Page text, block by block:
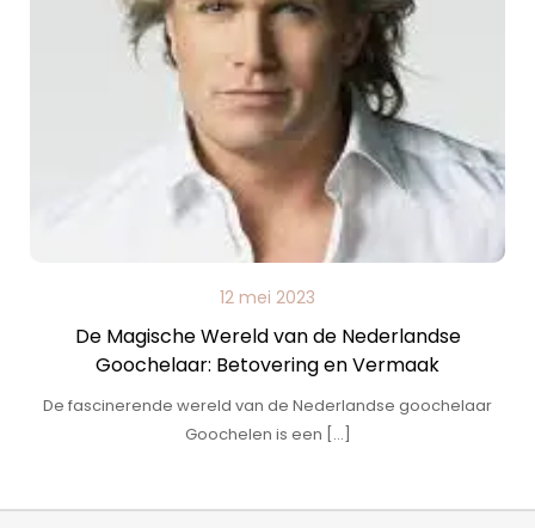
12 mei 2023
De Magische Wereld van de Nederlandse
Goochelaar: Betovering en Vermaak
De fascinerende wereld van de Nederlandse goochelaar
Goochelen is een […]